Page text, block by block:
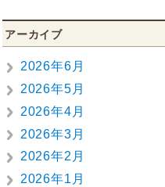
アーカイブ
2026年6月
2026年5月
2026年4月
2026年3月
2026年2月
2026年1月